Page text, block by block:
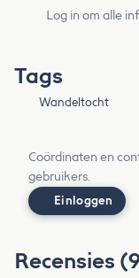
Log in om alle
Tags
Wandeltocht
Coördinaten en
gebruikers.
Einloggen
Recensies